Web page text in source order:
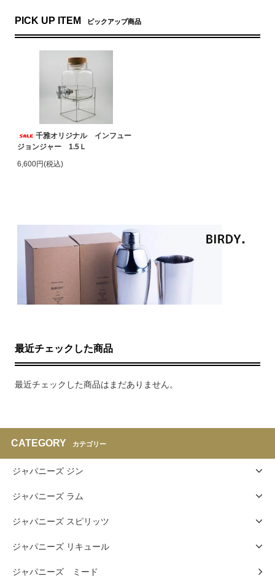
PICK UP ITEM ピックアップ商品
千雅オリジナル インフュー
ジョンジャー 1.5Ｌ
6,600円(税込)
最近チェックした商品
最近チェックした商品はまだありません。
CATEGORY カテゴリー
ジャパニーズ ジン
ジャパニーズ ラム
ジャパニーズ スピリッツ
ジャパニーズ リキュール
ジャパニーズ ミード